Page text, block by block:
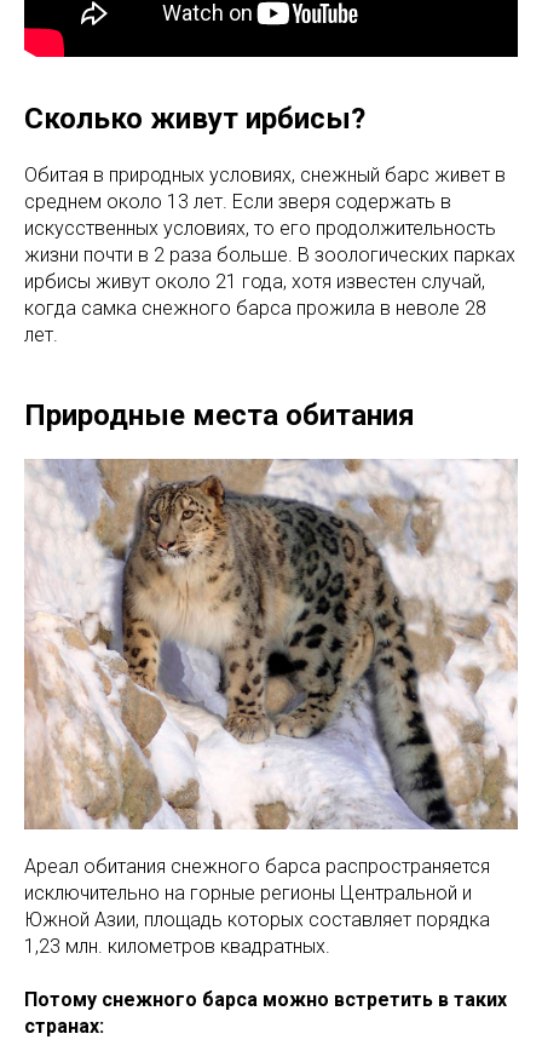
Сколько живут ирбисы?
Обитая в природных условиях, снежный барс живет в
среднем около 13 лет. Если зверя содержать в
искусственных условиях, то его продолжительность
жизни почти в 2 раза больше. В зоологических парках
ирбисы живут около 21 года, хотя известен случай,
когда самка снежного барса прожила в неволе 28
лет.
Природные места обитания
Ареал обитания снежного барса распространяется
исключительно на горные регионы Центральной и
Южной Азии, площадь которых составляет порядка
1,23 млн. километров квадратных.
Потому снежного барса можно встретить в таких
странах: